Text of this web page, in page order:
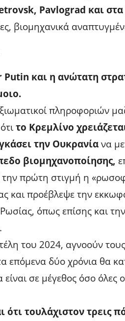
Pavlograd και
βιομηχανικά
και η ανώτατη
πληροφοριών
το Κρεμλίνο
την Ουκρανίανα
βιομηχανοποίησης,
πρώτη στιγμή η
και προέβλεψε την
Ρωσίας, όπως επίσης και
του 2024, αγνοούν
επόμενα δύο χρόνια θα
είναι σε μέγεθος όσο όλες
ότι τουλάχιστον τρεις